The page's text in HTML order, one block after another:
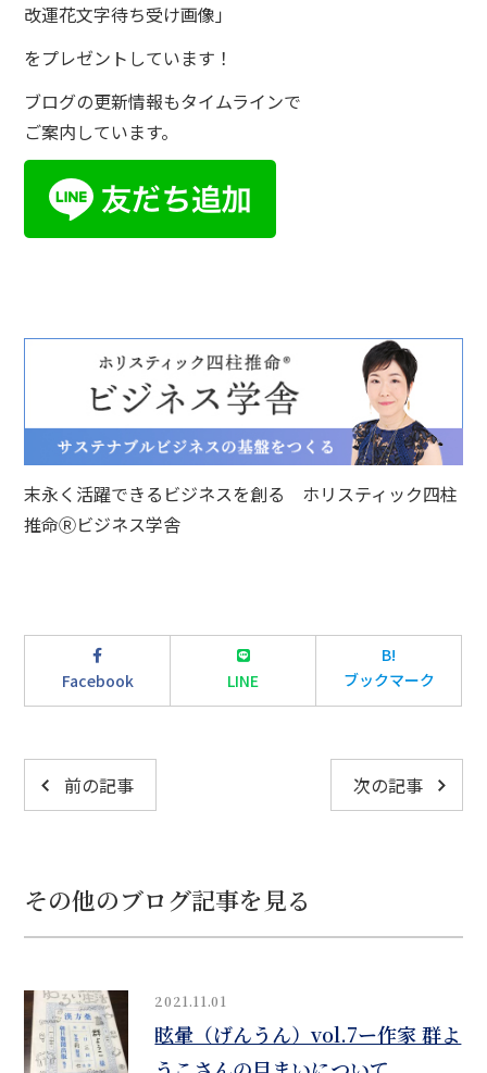
改運花文字待ち受け画像」
をプレゼントしています！
ブログの更新情報もタイムラインで
ご案内しています。
末永く活躍できるビジネスを創る ホリスティック四柱
推命Ⓡビジネス学舎
Facebook LINE
B!
ブックマーク
前の記事 次の記事
その他のブログ記事を見る
2021.11.01
眩暈（げんうん）vol.7ー作家 群よ